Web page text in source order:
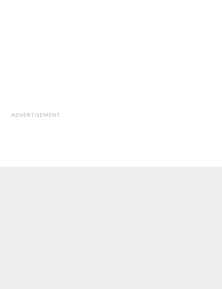
ADVERTISEMENT